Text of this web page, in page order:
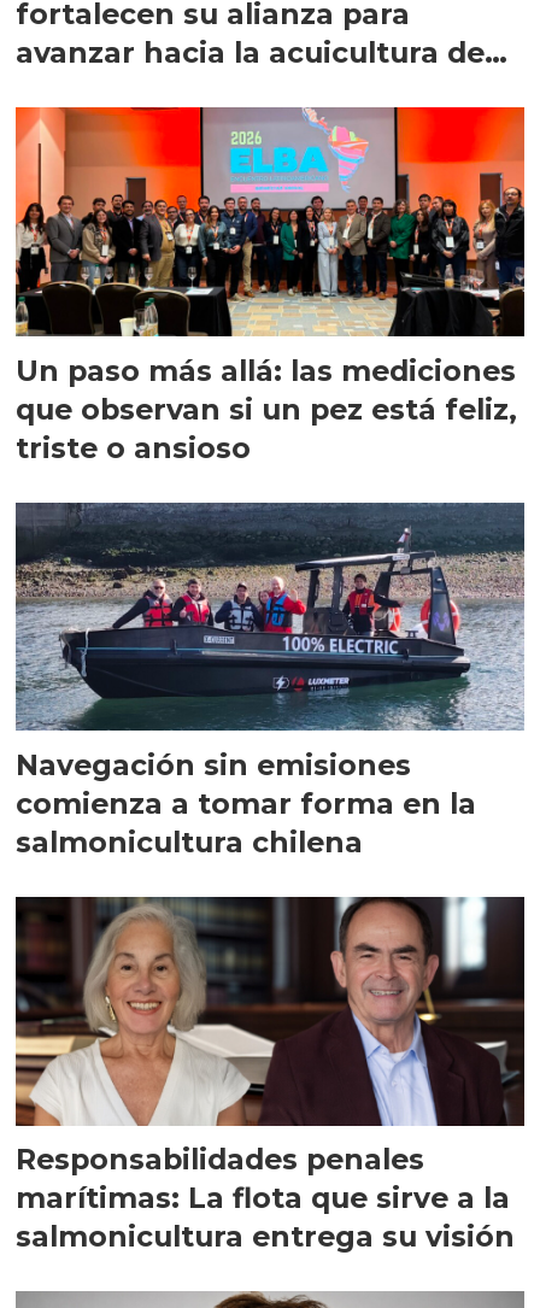
fortalecen su alianza para
avanzar hacia la acuicultura de
Un paso más allá: las mediciones
que observan si un pez está feliz,
triste o ansioso
Navegación sin emisiones
comienza a tomar forma en la
salmonicultura chilena
Responsabilidades penales
marítimas: La flota que sirve a la
salmonicultura entrega su visión